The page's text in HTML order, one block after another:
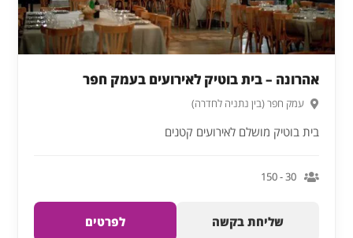
אהרונה – בית בוטיק לאירועים בעמק חפר
עמק חפר (בין נתניה לחדרה)
בית בוטיק מושלם לאירועים קטנים
30 - 150
שליחת בקשה לפרטים